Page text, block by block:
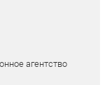
агентство